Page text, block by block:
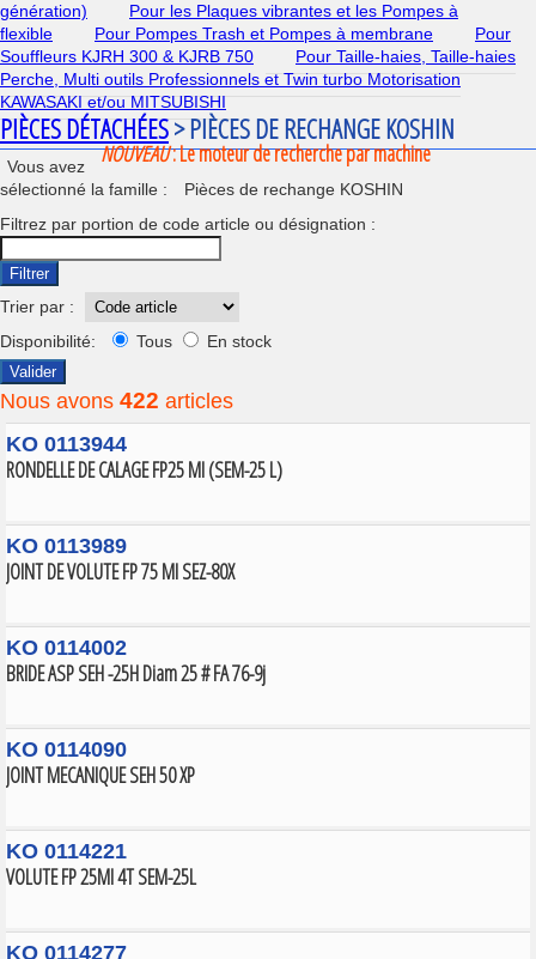
génération)
Pour les Plaques vibrantes et les Pompes à
flexible
Pour Pompes Trash et Pompes à membrane
Pour
Souffleurs KJRH 300 & KJRB 750
Pour Taille-haies, Taille-haies
Perche, Multi outils Professionnels et Twin turbo Motorisation
KAWASAKI et/ou MITSUBISHI
PIÈCES DÉTACHÉES> PIÈCES DE RECHANGE KOSHIN
NOUVEAU: Le moteur de recherche par machine
Vous avez
sélectionné la famille :
Pièces de rechange KOSHIN
Filtrez par portion de code article ou désignation :
Filtrer
Trier par :
Disponibilité:
Tous En stock
Valider
Nous avons 422 articles
KO 0113944
RONDELLE DE CALAGE FP25 MI (SEM-25 L)
KO 0113989
JOINT DE VOLUTE FP 75 MI SEZ-80X
KO 0114002
BRIDE ASP SEH -25H Diam 25 # FA 76-9j
KO 0114090
JOINT MECANIQUE SEH 50 XP
KO 0114221
VOLUTE FP 25MI 4T SEM-25L
KO 0114277